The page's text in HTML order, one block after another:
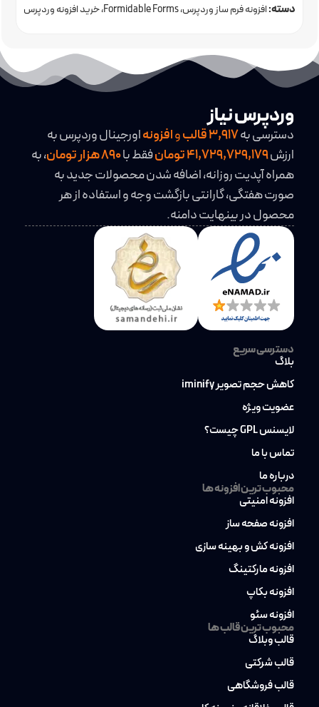
دسته:افزونه فرم ساز وردپرس Formidable Forms خرید افزونه وردپرس
وردپرس نیاز
دسترسی به3,917قالبوافزونهاورجینال وردپرس به
ارزش41,729,729,179 تومان فقط با
، به
همراه آپدیت روزانه، اضافه شدن محصولات جدید به
صورت هفتگی، گارانتی بازگشت وجه و استفاده از هر
محصول در بینهایت دامنه.
دسترسی سریع
بلاگ
کاهش حجم تصویر iminify
عضویت ویژه
لایسنس GPL چیست؟
تماس با ما
درباره ما
محبوب ترین افزونه ها
افزونه امنیتی
افزونه صفحه ساز
افزونه کش و بهینه سازی
افزونه مارکتینگ
افزونه بکاپ
افزونه سئو
محبوب ترین قالب ها
قالب وبلاگ
قالب شرکتی
قالب فروشگاهی